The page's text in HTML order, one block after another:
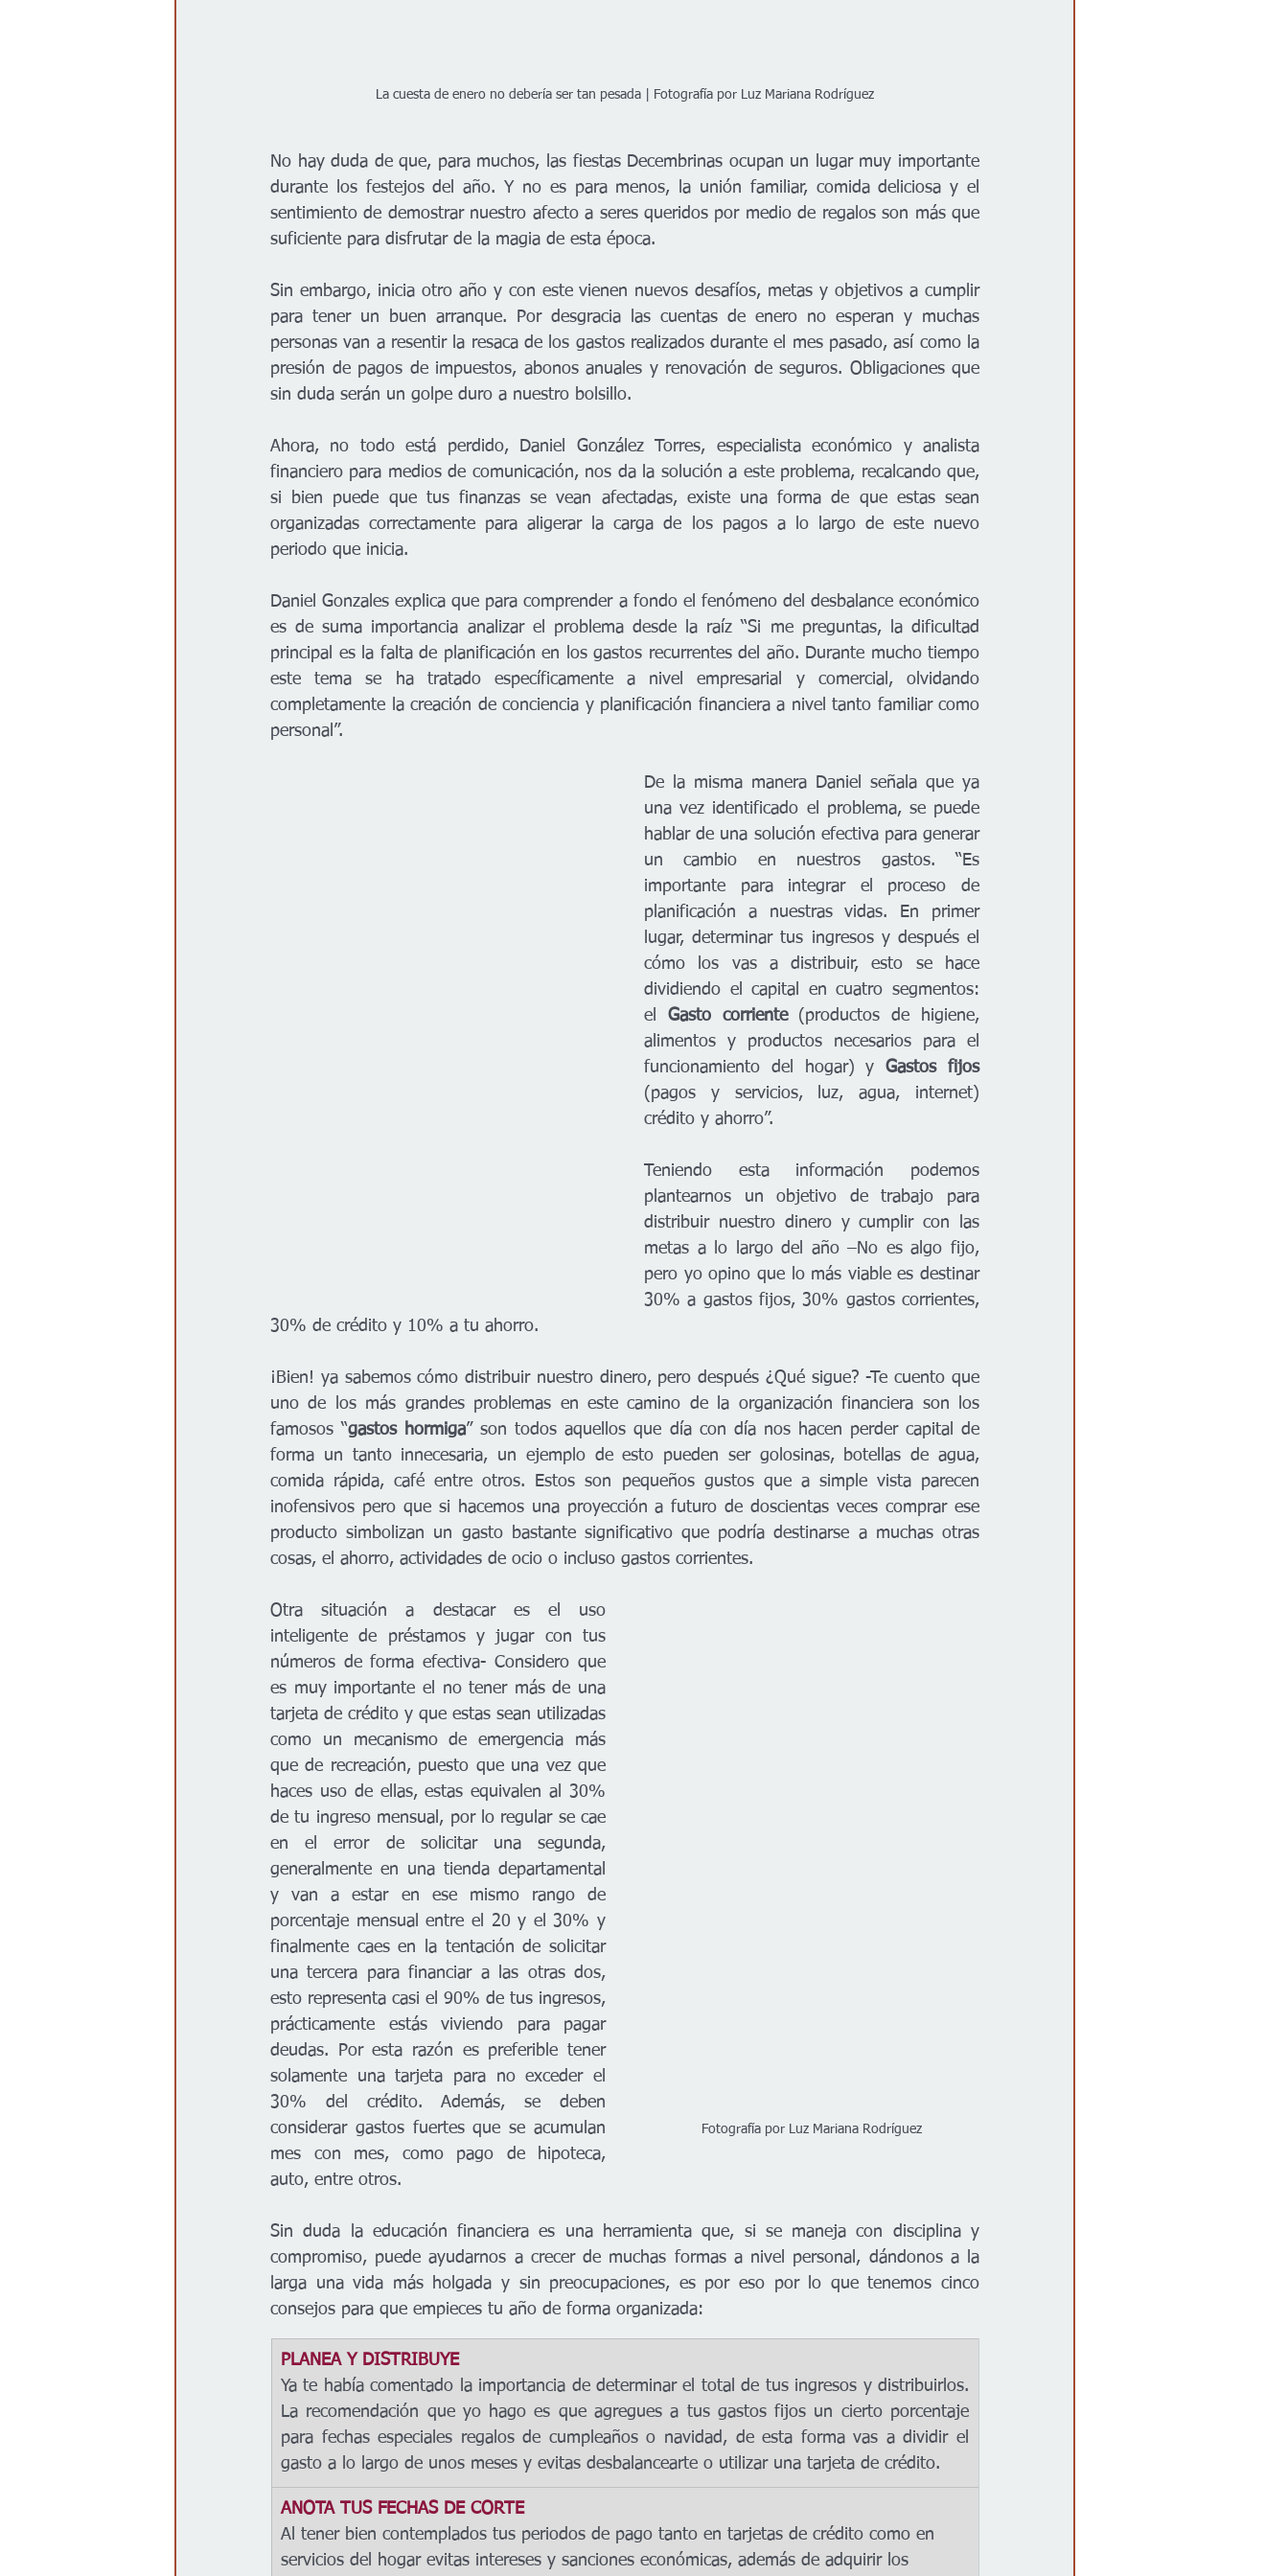
La cuesta de enero no debería ser tan pesada | Fotografía por Luz Mariana Rodríguez
No hay duda de que, para muchos, las fiestas Decembrinas ocupan un lugar muy importante
durante los festejos del año. Y no es para menos, la unión familiar, comida deliciosa y el
sentimiento de demostrar nuestro afecto a seres queridos por medio de regalos son más que
suficiente para disfrutar de la magia de esta época.
Sin embargo, inicia otro año y con este vienen nuevos desafíos, metas y objetivos a cumplir
para tener un buen arranque. Por desgracia las cuentas de enero no esperan y muchas
personas van a resentir la resaca de los gastos realizados durante el mes pasado, así como la
presión de pagos de impuestos, abonos anuales y renovación de seguros. Obligaciones que
sin duda serán un golpe duro a nuestro bolsillo.
Ahora, no todo está perdido, Daniel González Torres, especialista económico y analista
financiero para medios de comunicación, nos da la solución a este problema, recalcando que,
si bien puede que tus finanzas se vean afectadas, existe una forma de que estas sean
organizadas correctamente para aligerar la carga de los pagos a lo largo de este nuevo
periodo que inicia.
Daniel Gonzales explica que para comprender a fondo el fenómeno del desbalance económico
es de suma importancia analizar el problema desde la raíz “Si me preguntas, la dificultad
principal es la falta de planificación en los gastos recurrentes del año. Durante mucho tiempo
este tema se ha tratado específicamente a nivel empresarial y comercial, olvidando
completamente la creación de conciencia y planificación financiera a nivel tanto familiar como
personal”.
De la misma manera Daniel señala que ya
una vez identificado el problema, se puede
hablar de una solución efectiva para generar
un cambio en nuestros gastos. “Es
importante para integrar el proceso de
planificación a nuestras vidas. En primer
lugar, determinar tus ingresos y después el
cómo los vas a distribuir, esto se hace
dividiendo el capital en cuatro segmentos:
el Gasto corriente (productos de higiene,
alimentos y productos necesarios para el
funcionamiento del hogar) y Gastos fijos
(pagos y servicios, luz, agua, internet)
crédito y ahorro”.
Teniendo esta información podemos
plantearnos un objetivo de trabajo para
distribuir nuestro dinero y cumplir con las
metas a lo largo del año –No es algo fijo,
pero yo opino que lo más viable es destinar
30% a gastos fijos, 30% gastos corrientes,
30% de crédito y 10% a tu ahorro.
¡Bien! ya sabemos cómo distribuir nuestro dinero, pero después ¿Qué sigue? -Te cuento que
uno de los más grandes problemas en este camino de la organización financiera son los
famosos “gastos hormiga” son todos aquellos que día con día nos hacen perder capital de
forma un tanto innecesaria, un ejemplo de esto pueden ser golosinas, botellas de agua,
comida rápida, café entre otros. Estos son pequeños gustos que a simple vista parecen
inofensivos pero que si hacemos una proyección a futuro de doscientas veces comprar ese
producto simbolizan un gasto bastante significativo que podría destinarse a muchas otras
cosas, el ahorro, actividades de ocio o incluso gastos corrientes.
Fotografía por Luz Mariana Rodríguez
Otra situación a destacar es el uso
inteligente de préstamos y jugar con tus
números de forma efectiva- Considero que
es muy importante el no tener más de una
tarjeta de crédito y que estas sean utilizadas
como un mecanismo de emergencia más
que de recreación, puesto que una vez que
haces uso de ellas, estas equivalen al 30%
de tu ingreso mensual, por lo regular se cae
en el error de solicitar una segunda,
generalmente en una tienda departamental
y van a estar en ese mismo rango de
porcentaje mensual entre el 20 y el 30% y
finalmente caes en la tentación de solicitar
una tercera para financiar a las otras dos,
esto representa casi el 90% de tus ingresos,
prácticamente estás viviendo para pagar
deudas. Por esta razón es preferible tener
solamente una tarjeta para no exceder el
30% del crédito. Además, se deben
considerar gastos fuertes que se acumulan
mes con mes, como pago de hipoteca,
auto, entre otros.
Sin duda la educación financiera es una herramienta que, si se maneja con disciplina y
compromiso, puede ayudarnos a crecer de muchas formas a nivel personal, dándonos a la
larga una vida más holgada y sin preocupaciones, es por eso por lo que tenemos cinco
consejos para que empieces tu año de forma organizada:
PLANEA Y DISTRIBUYE
Ya te había comentado la importancia de determinar el total de tus ingresos y distribuirlos.
La recomendación que yo hago es que agregues a tus gastos fijos un cierto porcentaje
para fechas especiales regalos de cumpleaños o navidad, de esta forma vas a dividir el
gasto a lo largo de unos meses y evitas desbalancearte o utilizar una tarjeta de crédito.
ANOTA TUS FECHAS DE CORTE
Al tener bien contemplados tus periodos de pago tanto en tarjetas de crédito como en
servicios del hogar evitas intereses y sanciones económicas, además de adquirir los